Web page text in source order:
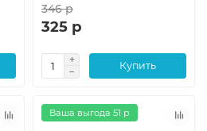
346 р
325 р
Купить
Ваша выгода 51 р